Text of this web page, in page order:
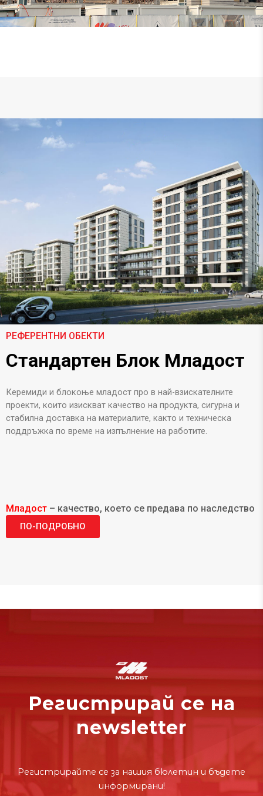
РЕФЕРЕНТНИ ОБЕКТИ
Стандартен Блок Младост
Керемиди и блокоње младост про в най-взискателните
проекти, които изискват качество на продукта, сигурна и
стабилна доставка на материалите, както и техническа
поддръжка по време на изпълнение на работите.
Младост – качество, което се предава по наследство
ПО-ПОДРОБНО
Регистрирай се на
newsletter
Регистрирайте се за нашия бюлетин и бъдете
информирани!